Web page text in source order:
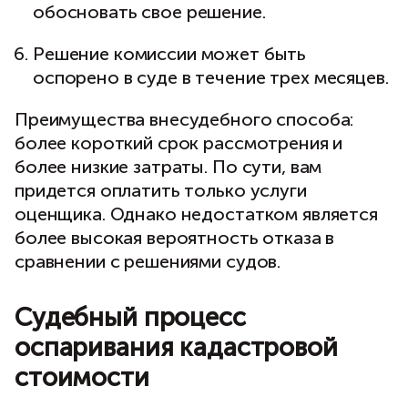
обосновать свое решение.
Решение комиссии может быть
оспорено в суде в течение трех месяцев.
Преимущества внесудебного способа:
более короткий срок рассмотрения и
более низкие затраты. По сути, вам
придется оплатить только услуги
оценщика. Однако недостатком является
более высокая вероятность отказа в
сравнении с решениями судов.
Судебный процесс
оспаривания кадастровой
стоимости